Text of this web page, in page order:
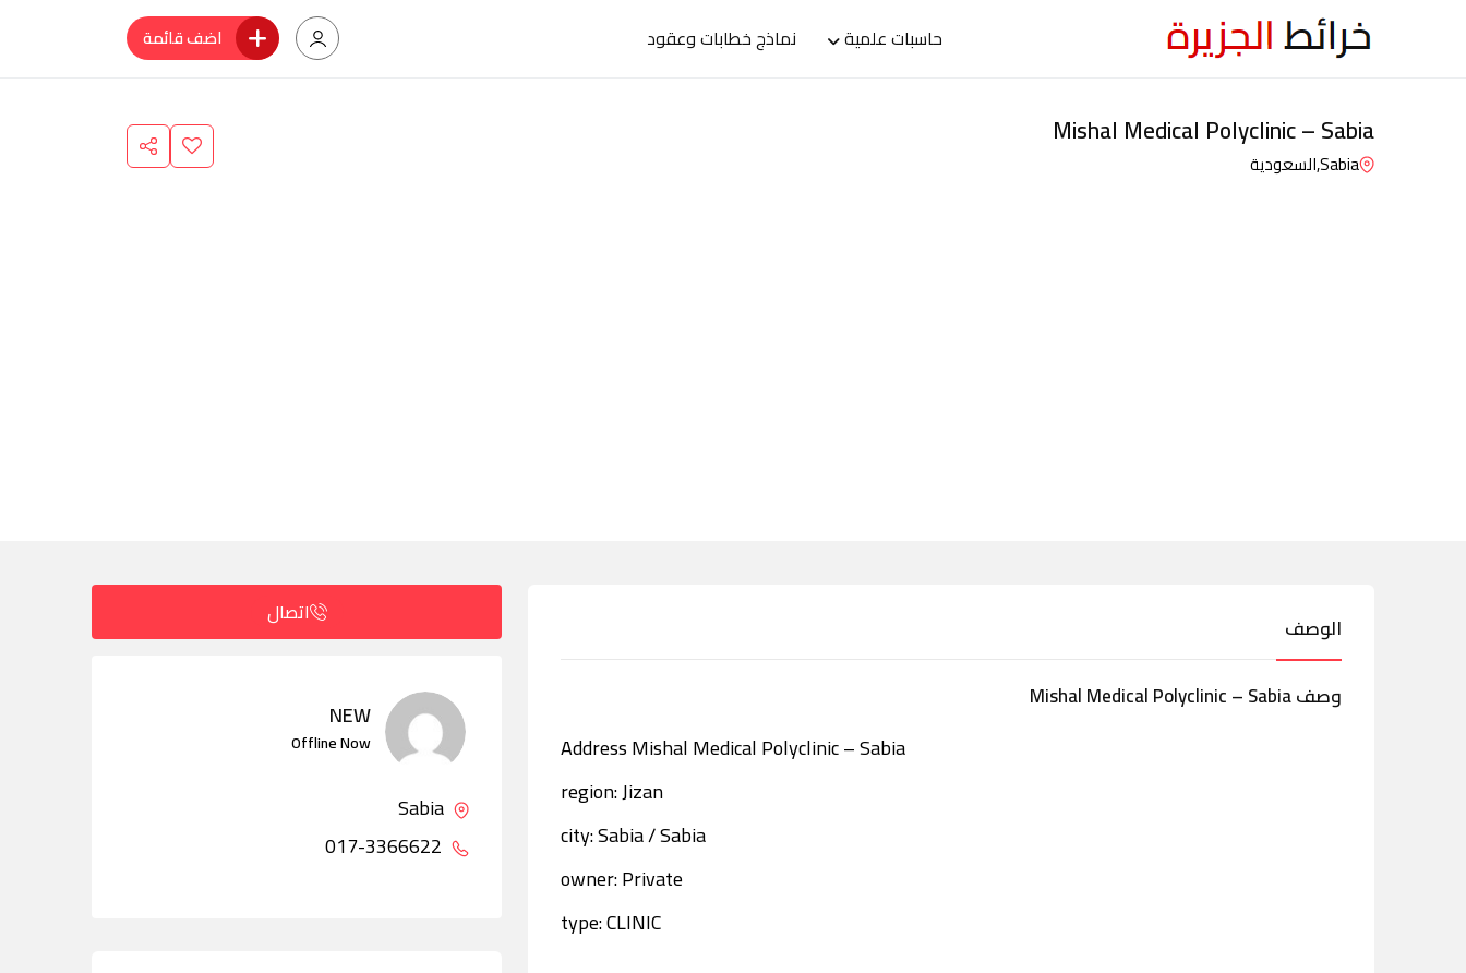
حاسبات علمية نماذج خطابات وعقود اضف قائمة
Mishal Medical Polyclinic – Sabia
Sabia,السعودية
الوصف
وصف Mishal Medical Polyclinic – Sabia
Address Mishal Medical Polyclinic – Sabia
region: Jizan
city: Sabia / Sabia
owner: Private
type: CLINIC
اتصال
NEW
Offline Now